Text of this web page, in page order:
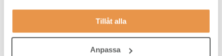
Tillåt alla
Anpassa
naturvetenskap eller motsvarande arbetslivserfarenhet samt har
arbetat praktiskt med kvalitetsledningssystem, exempelvis BRC
Svenska och engelska behärskar du obehindrat i både tal och